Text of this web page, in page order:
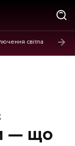
світла
— що